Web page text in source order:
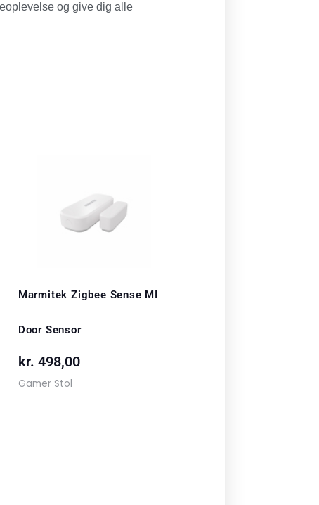
og give dig alle
Marmitek Zigbee Sense MI
Door Sensor
kr. 498,00
Gamer Stol